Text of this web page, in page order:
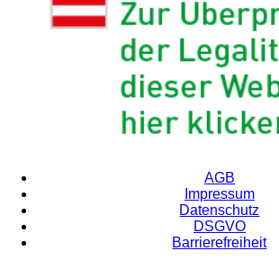
AGB
Impressum
Datenschutz
DSGVO
Barrierefreiheit